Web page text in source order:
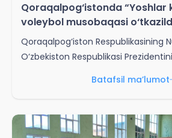
Qoraqalpog‘istonda “Yoshlar
voleybol musobaqasi
Qoraqalpog‘iston Respublikasining
O‘zbekiston Respublikasi
tashkil etildi.
Batafsil ma’lumot